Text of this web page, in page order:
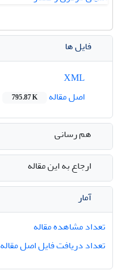
فایل ها
اصل مقاله
795.87 K
هم رسانی
ارجاع به این مقاله
آمار
تعداد مشاهده مقاله
تعداد دریافت فایل اصل مقاله